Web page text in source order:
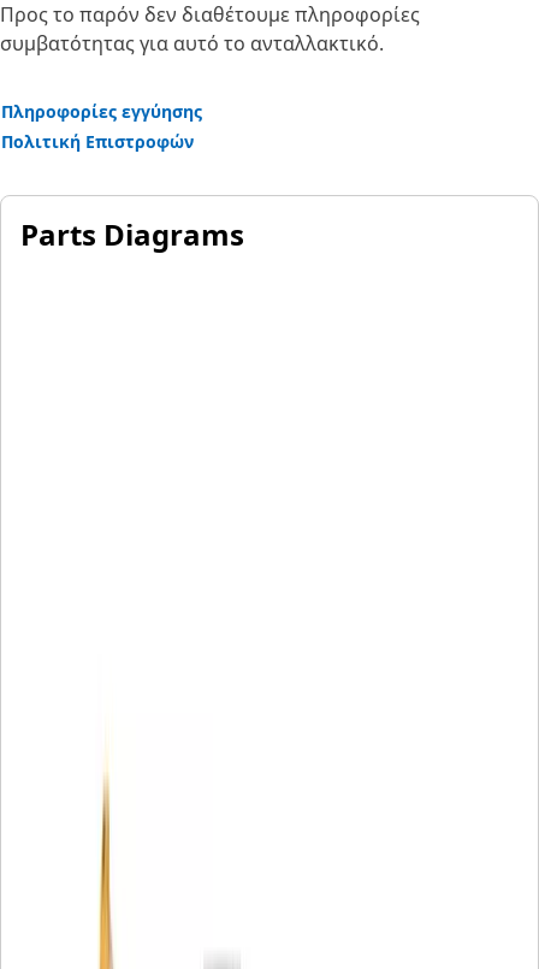
Προς το παρόν δεν διαθέτουμε πληροφορίες
συμβατότητας για αυτό το ανταλλακτικό.
Πληροφορίες εγγύησης
Πολιτική Επιστροφών
Parts Diagrams